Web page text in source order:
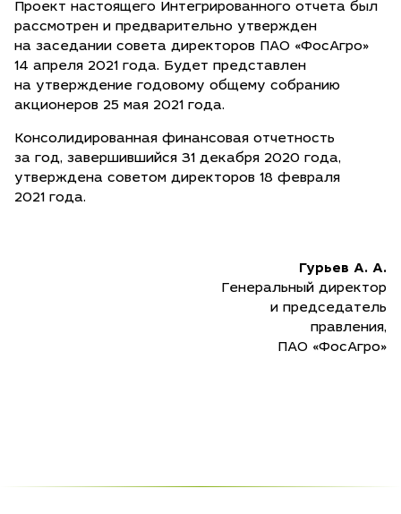
Проект настоящего Интегрированного отчета был
рассмотрен и предварительно утвержден
на заседании совета директоров ПАО «ФосАгро»
14 апреля 2021 года. Будет представлен
на утверждение годовому общему собранию
акционеров 25 мая 2021 года.
Консолидированная финансовая отчетность
за год, завершившийся 31 декабря 2020 года,
утверждена советом директоров 18 февраля
2021 года.
Гурьев А. А.
Генеральный директор
и председатель
правления,
ПАО «ФосАгро»